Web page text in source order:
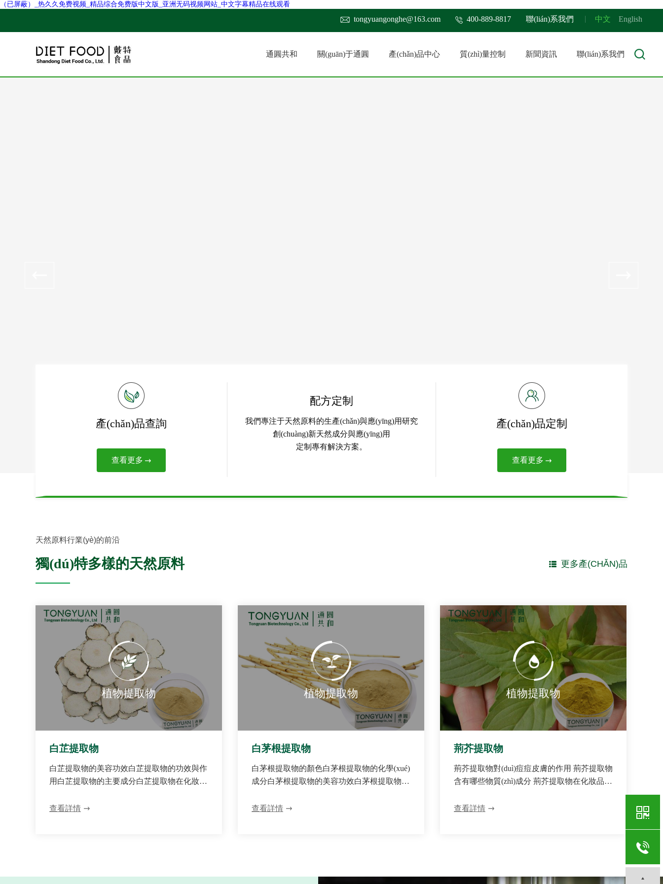
（已屏蔽）_热久久免费视频_精品综合免费版中文版_亚洲无码视频网站_中文字幕精品在线观看
tongyuangonghe@163.com 400-889-8817 聯(lián)系我們 中文 English
通圓共和 關(guān)于通圓 產(chǎn)品中心 質(zhì)量控制 新聞資訊 聯(lián)系我們
產(chǎn)品查詢
查看更多
配方定制
我們專注于天然原料的生產(chǎn)與應(yīng)用研究
創(chuàng)新天然成分與應(yīng)用
定制專有解決方案。
產(chǎn)品定制
查看更多
天然原料行業(yè)的前沿
獨(dú)特多樣的天然原料 更多產(CHǍN)品
植物提取物
白芷提取物
白芷提取物的美容功效白芷提取物的功效與作
用白芷提取物的主要成分白芷提取物在化妝品
查看詳情
植物提取物
白茅根提取物
白茅根提取物的顏色白茅根提取物的化學(xué)
成分白茅根提取物的美容功效白茅根提取物在
查看詳情
植物提取物
荊芥提取物
荊芥提取物對(duì)痘痘皮膚的作用 荊芥提取物
含有哪些物質(zhì)成分 荊芥提取物在化妝品中
在化妝品中的應(yīng)用
查看詳情